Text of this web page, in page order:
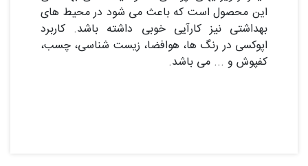
این محصول است که باعث می شود در محیط های
بهداشتی نیز کارآیی خوبی داشته باشد. کاربرد
اپوکسی در رنگ ها، هوافضا، زیست شناسی، چسب،
کفپوش و ... می باشد.